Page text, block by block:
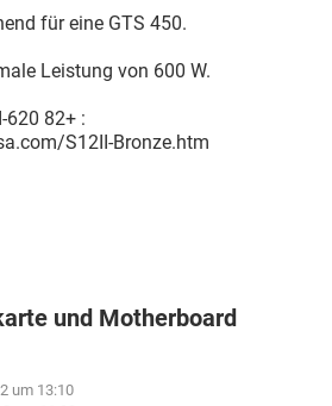
für eine GTS 450.
Leistung von 600 W.
620 82+ :
S12II-Bronze.htm
und Motherboard
um 13:10